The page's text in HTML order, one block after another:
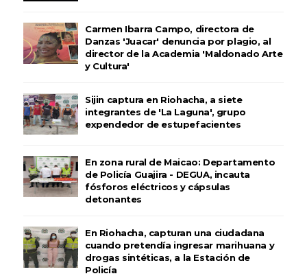
Carmen Ibarra Campo, directora de
Danzas 'Juacar' denuncia por plagio, al
director de la Academia 'Maldonado Arte
y Cultura'
Sijin captura en Riohacha, a siete
integrantes de 'La Laguna', grupo
expendedor de estupefacientes
En zona rural de Maicao: Departamento
de Policía Guajira - DEGUA, incauta
fósforos eléctricos y cápsulas
detonantes
En Riohacha, capturan una ciudadana
cuando pretendía ingresar marihuana y
drogas sintéticas, a la Estación de
Policía